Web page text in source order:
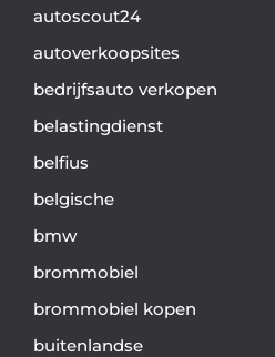
autoscout24
autoverkoopsites
bedrijfsauto verkopen
belastingdienst
belfius
belgische
bmw
brommobiel
brommobiel kopen
buitenlandse